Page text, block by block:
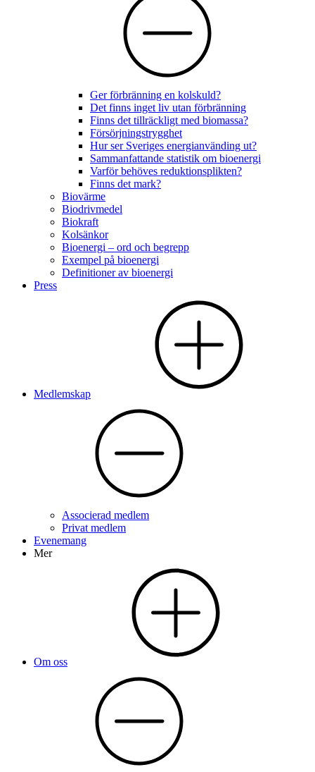
Ger förbränning en kolskuld?
Det finns inget liv utan förbränning
Finns det tillräckligt med biomassa?
Försörjningstrygghet
Hur ser Sveriges energianvänding ut?
Sammanfattande statistik om bioenergi
Varför behöves reduktionsplikten?
Finns det mark?
Biovärme
Biodrivmedel
Biokraft
Kolsänkor
Bioenergi – ord och begrepp
Exempel på bioenergi
Definitioner av bioenergi
Press
Medlemskap
Associerad medlem
Privat medlem
Evenemang
Mer
Om oss